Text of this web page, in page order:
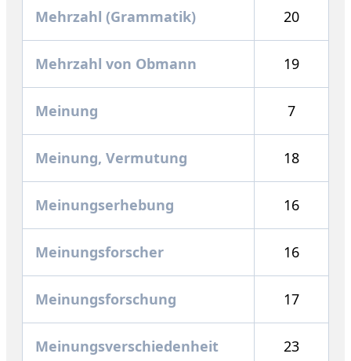
Mehrzahl (Grammatik) 20
Mehrzahl von Obmann 19
Meinung 7
Meinung, Vermutung 18
Meinungserhebung 16
Meinungsforscher 16
Meinungsforschung 17
Meinungsverschiedenheit 23